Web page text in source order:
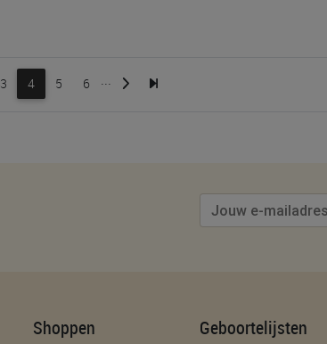
3 4 5 6 ...
Shoppen Geboortelijsten